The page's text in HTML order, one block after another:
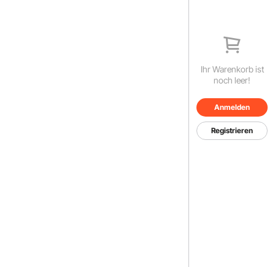
Ihr Warenkorb ist
noch leer!
Anmelden
Registrieren